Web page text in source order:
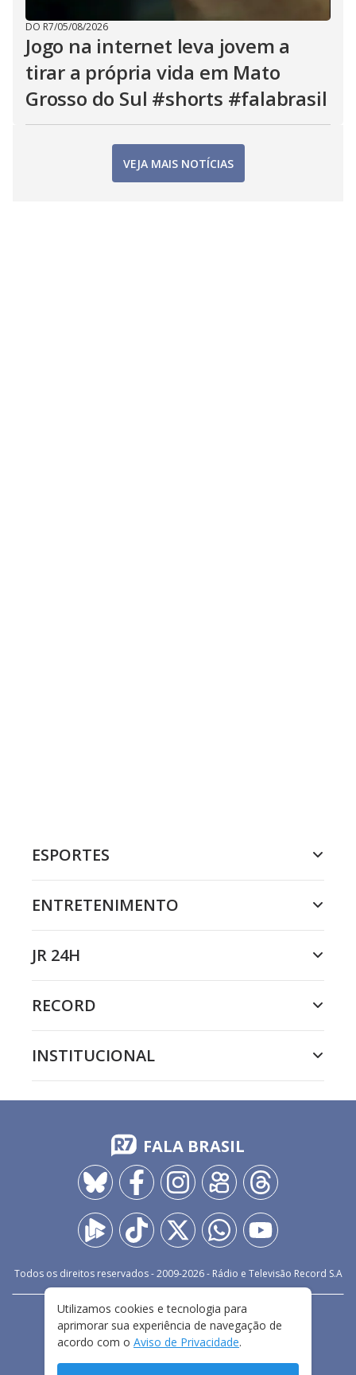
DO R7/05/08/2026
Jogo na internet leva jovem a
tirar a própria vida em Mato
Grosso do Sul #shorts #falabrasil
VEJA MAIS NOTÍCIAS
ESPORTES
ENTRETENIMENTO
JR 24H
RECORD
INSTITUCIONAL
FALA BRASIL
Todos os direitos reservados - 2009-2026- Rádio e Televisão Record S.A
FALE CONOSCO
PRIVACIDADE
TERMOS E CONDIÇÕES DE USO
Utilizamos cookies e tecnologia para
aprimorar sua experiência de navegação de
acordo com o Aviso de Privacidade.